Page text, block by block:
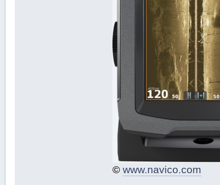
©www.navico.com